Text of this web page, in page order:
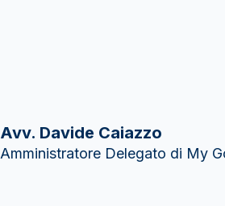
Avv. Davide Caiazzo
Amministratore Delegato di My